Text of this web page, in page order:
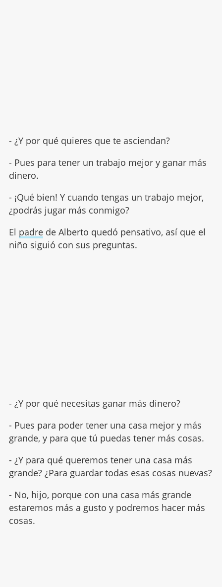
- ¿Y por qué quieres que te asciendan?
- Pues para tener un trabajo mejor y ganar más
dinero.
- ¡Qué bien! Y cuando tengas un trabajo mejor,
¿podrás jugar más conmigo?
El padrede Alberto quedó pensativo, así que el
niño siguió con sus preguntas.
- ¿Y por qué necesitas ganar más dinero?
- Pues para poder tener una casa mejor y más
grande, y para que tú puedas tener más cosas.
- ¿Y para qué queremos tener una casa más
grande? ¿Para guardar todas esas cosas nuevas?
- No, hijo, porque con una casa más grande
estaremos más a gusto y podremos hacer más
cosas.